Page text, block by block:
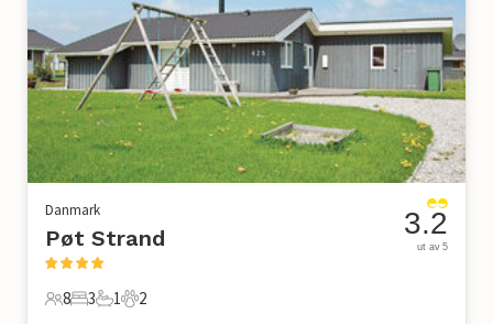
Danmark
Pøt Strand
8 Gjester
8
3 Soverom
3
1 Bad
1
2 Kjæledyr
2
3.2
ut av 5